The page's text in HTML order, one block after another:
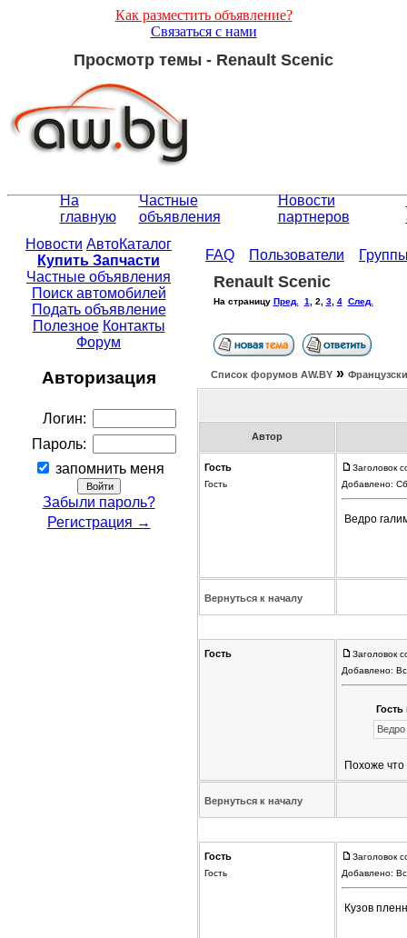
Как разместить объявление?
Связаться с нами
Просмотр темы - Renault Scenic
На
главную
Частные
объявления
Новости
партнеров
Новости АвтоКаталог
Купить Запчасти
Частные объявления
Поиск автомобилей
Подать объявление
Полезное Контакты
Форум
Авторизация
Логин:
Пароль:
запомнить меня
Забыли пароль?
Регистрация →
FAQ Пользователи
Renault Scenic
На страницу Пред. 1 2 3, 4 След.
Список форумов АW.BY »
Автор
Гость
Гость
Заголовок
Добавлено:
Ведро
Вернуться к началу
Гость
Заголовок
Добавлено:
Похоже
Вернуться к началу
Гость
Гость
Заголовок
Добавлено:
Кузов